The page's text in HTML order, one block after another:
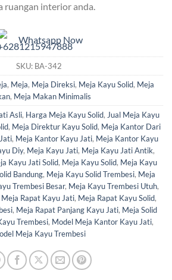
ruangan interior anda.
Whatsapp Now
SKU: BA-342
, Meja, Meja Direksi, Meja Kayu Solid, Meja
, Meja Makan Minimalis
Asli, Harga Meja Kayu Solid, Jual Meja Kayu
, Meja Direktur Kayu Solid, Meja Kantor Dari
, Meja Kantor Kayu Jati, Meja Kantor Kayu
Diy, Meja Kayu Jati, Meja Kayu Jati Antik,
Kayu Jati Solid, Meja Kayu Solid, Meja Kayu
Bandung, Meja Kayu Solid Trembesi, Meja
Trembesi Besar, Meja Kayu Trembesi Utuh,
Meja Rapat Kayu Jati, Meja Rapat Kayu Solid,
, Meja Rapat Panjang Kayu Jati, Meja Solid
Trembesi, Model Meja Kantor Kayu Jati,
Meja Kayu Trembesi